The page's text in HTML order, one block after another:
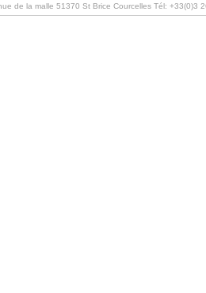
de la malle 51370 St Brice Courcelles Tél: